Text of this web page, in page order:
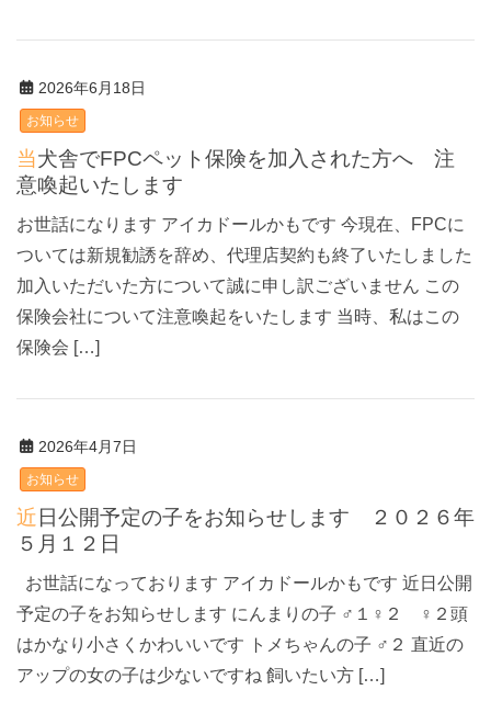
2026年6月18日
お知らせ
当犬舎でFPCペット保険を加入された方へ 注
意喚起いたします
お世話になります アイカドールかもです 今現在、FPCに
ついては新規勧誘を辞め、代理店契約も終了いたしました
加入いただいた方について誠に申し訳ございません この
保険会社について注意喚起をいたします 当時、私はこの
保険会 […]
2026年4月7日
お知らせ
近日公開予定の子をお知らせします ２０２６年
５月１２日
お世話になっております アイカドールかもです 近日公開
予定の子をお知らせします にんまりの子 ♂１♀２ ♀２頭
はかなり小さくかわいいです トメちゃんの子 ♂２ 直近の
アップの女の子は少ないですね 飼いたい方 […]